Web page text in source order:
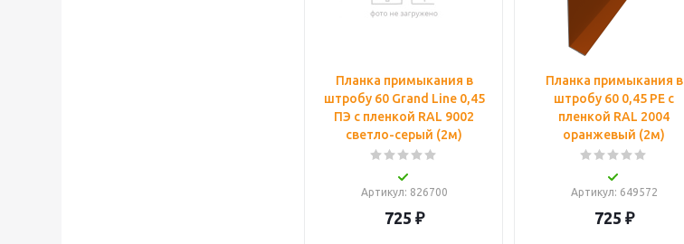
Планка примыкания в
штробу 60 Grand Line 0,45
ПЭ с пленкой RAL 9002
светло-серый (2м)
Артикул: 826700
725 ₽
Планка примыкания в
штробу 60 0,45 PE с
пленкой RAL 2004
оранжевый (2м)
Артикул: 649572
725 ₽